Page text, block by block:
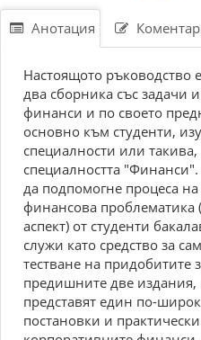
Анотация
Настоящото
два сборника със задачи
финанси и по своето
основно към студенти,
специалности или
специалността
да подпомогне процеса
финансова проблематика
аспект) от студенти
служи като средство за
тестване на придобитите
предишните две издания,
представят един по-
постановки и